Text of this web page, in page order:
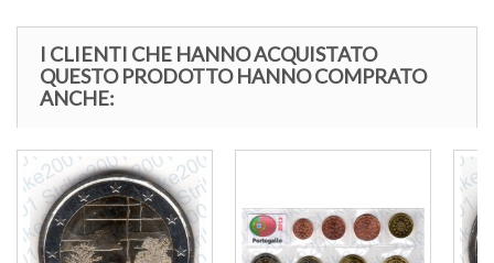
I CLIENTI CHE HANNO ACQUISTATO
QUESTO PRODOTTO HANNO COMPRATO
ANCHE: